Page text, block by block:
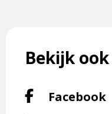
Bekijk ook
Facebook